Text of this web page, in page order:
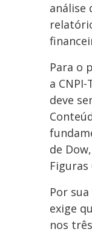
análise
Para o
a
deve
de
Por
exige
nos